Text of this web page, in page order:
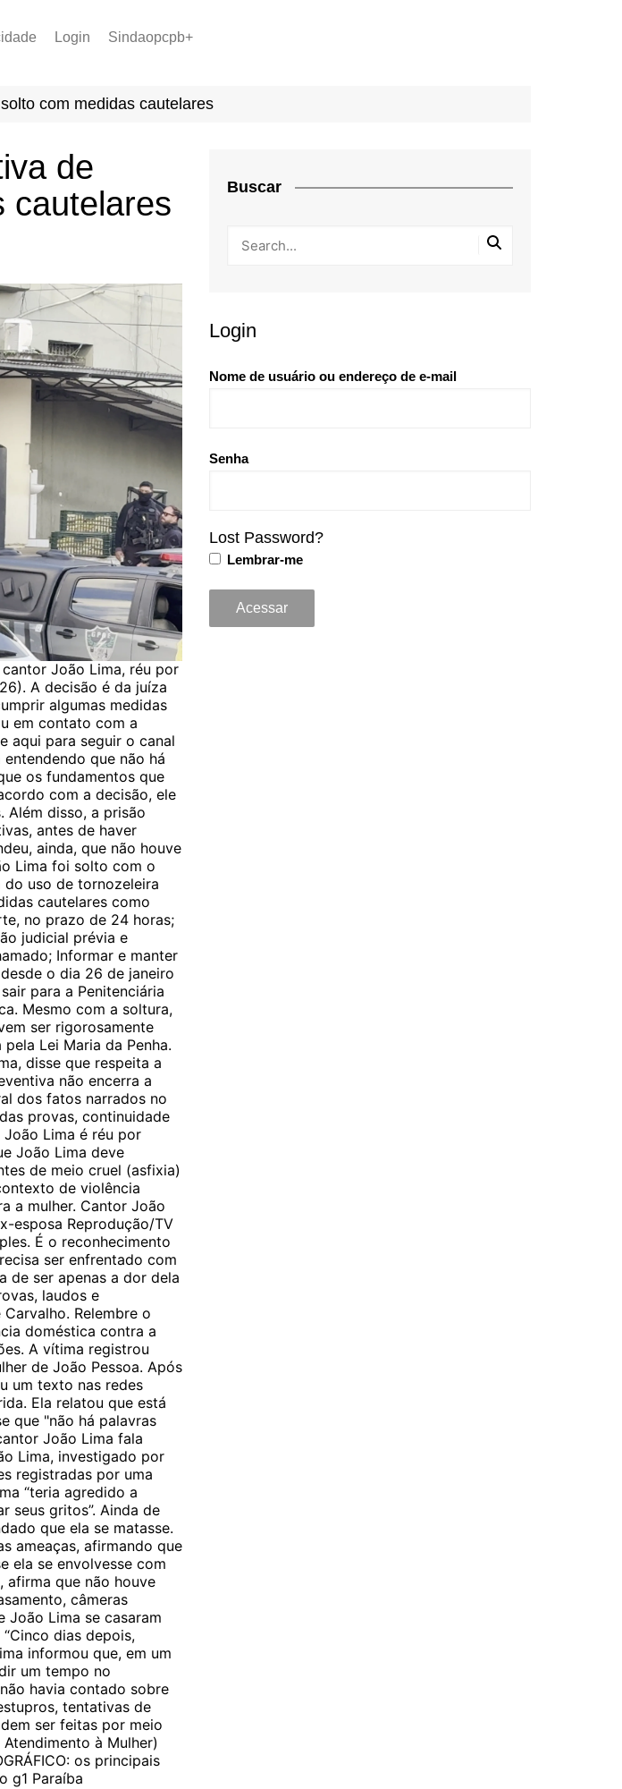
Login Sindaopcpb+
com medidas cautelares
de
cautelares
João Lima, réu por
A decisão é da juíza
algumas medidas
em contato com a
aqui para seguir o canal
que não há
os fundamentos que
com a decisão, ele
Além disso, a prisão
antes de haver
ainda, que não houve
Lima foi solto com o
do uso de tornozeleira
cautelares como
no prazo de 24 horas;
judicial prévia e
Informar e manter
o dia 26 de janeiro
para a Penitenciária
Mesmo com a soltura,
ser rigorosamente
Lei Maria da Penha.
disse que respeita a
não encerra a
dos fatos narrados no
provas, continuidade
Lima é réu por
João Lima deve
de meio cruel (asfixia)
de violência
a mulher. Cantor João
esposa Reprodução/TV
É o reconhecimento
ser enfrentado com
de ser apenas a dor dela
laudos e
Relembre o
doméstica contra a
A vítima registrou
de João Pessoa. Após
um texto nas redes
Ela relatou que está
que "não há palavras
João Lima fala
Lima, investigado por
registradas por uma
“teria agredido a
seus gritos”. Ainda de
que ela se matasse.
ameaças, afirmando que
ela se envolvesse com
afirma que não houve
câmeras
João Lima se casaram
dias depois,
informou que, em um
um tempo no
havia contado sobre
tentativas de
ser feitas por meio
à Mulher)
os principais
g1 Paraíba
Buscar
Login
Nome de usuário ou endereço de e-mail
Senha
Lost Password?
Lembrar-me